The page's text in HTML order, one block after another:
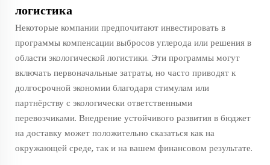
логистика
Некоторые компании предпочитают инвестировать в
программы компенсации выбросов углерода или решения в
области экологической логистики. Эти программы могут
включать первоначальные затраты, но часто приводят к
долгосрочной экономии благодаря стимулам или
партнёрству с экологически ответственными
перевозчиками. Внедрение устойчивого развития в бюджет
на доставку может положительно сказаться как на
окружающей среде, так и на вашем финансовом результате.